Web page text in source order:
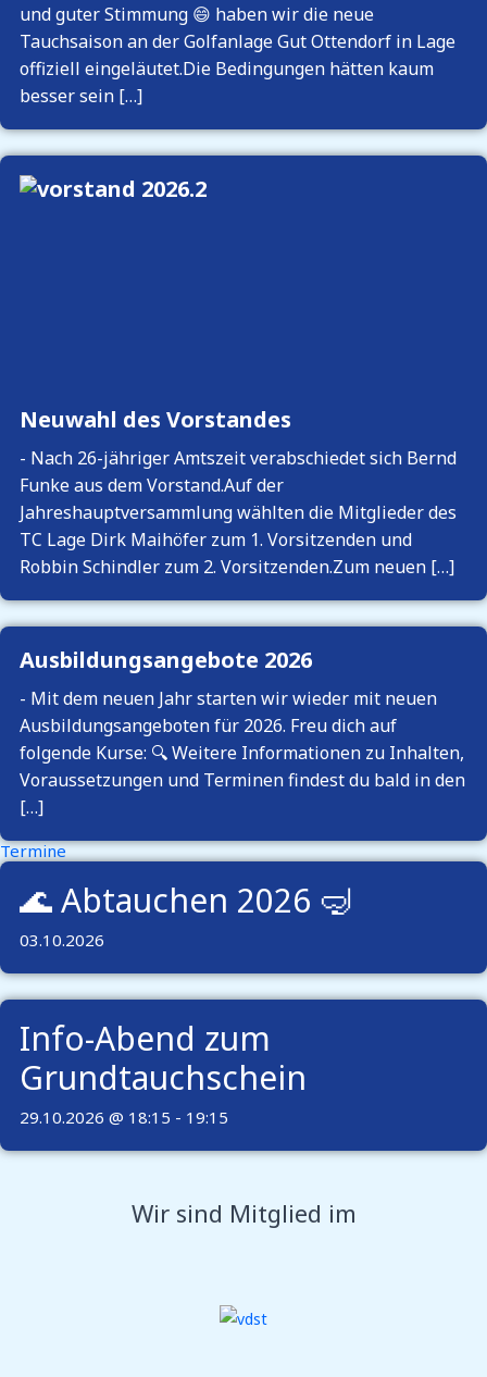
und guter Stimmung 😄 haben wir die neue
Tauchsaison an der Golfanlage Gut Ottendorf in Lage
offiziell eingeläutet.Die Bedingungen hätten kaum
besser sein […]
Neuwahl des Vorstandes
- Nach 26-jähriger Amtszeit verabschiedet sich Bernd
Funke aus dem Vorstand.Auf der
Jahreshauptversammlung wählten die Mitglieder des
TC Lage Dirk Maihöfer zum 1. Vorsitzenden und
Robbin Schindler zum 2. Vorsitzenden.Zum neuen […]
Ausbildungsangebote 2026
- Mit dem neuen Jahr starten wir wieder mit neuen
Ausbildungsangeboten für 2026. Freu dich auf
folgende Kurse: 🔍 Weitere Informationen zu Inhalten,
Voraussetzungen und Terminen findest du bald in den
[…]
Termine
🌊 Abtauchen 2026 🤿
03.10.2026
Info-Abend zum
Grundtauchschein
29.10.2026 @ 18:15 - 19:15
Wir sind Mitglied im